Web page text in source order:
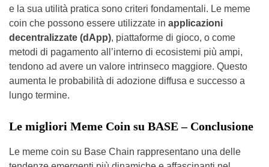
e la sua utilità pratica sono criteri fondamentali. Le meme
coin che possono essere utilizzate in applicazioni
decentralizzate (dApp), piattaforme di gioco, o come
metodi di pagamento all’interno di ecosistemi più ampi,
tendono ad avere un valore intrinseco maggiore. Questo
aumenta le probabilità di adozione diffusa e successo a
lungo termine.
Le migliori Meme Coin su BASE – Conclusione
Le meme coin su Base Chain rappresentano una delle